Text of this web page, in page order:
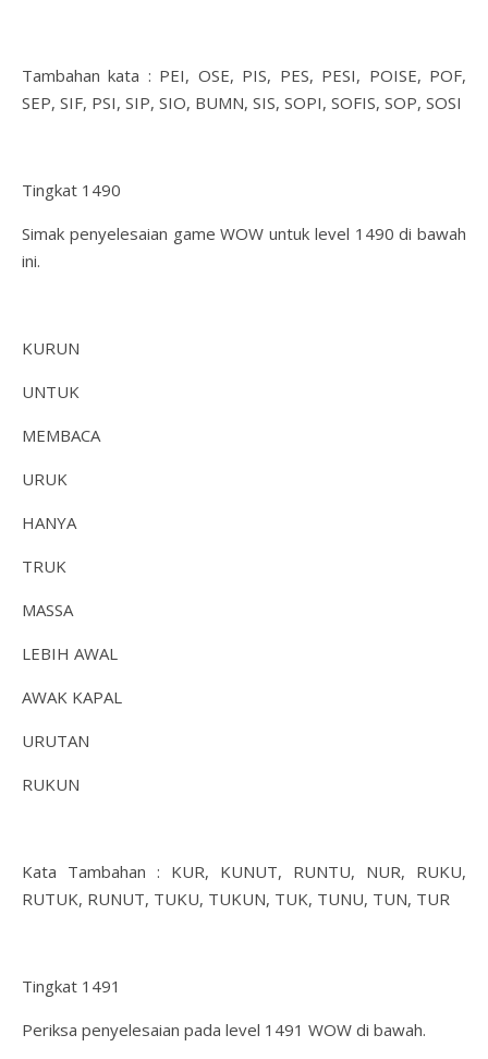
Tambahan kata : PEI, OSE, PIS, PES, PESI, POISE, POF,
SEP, SIF, PSI, SIP, SIO, BUMN, SIS, SOPI, SOFIS, SOP, SOSI
Tingkat 1490
Simak penyelesaian game WOW untuk level 1490 di bawah
ini.
KURUN
UNTUK
MEMBACA
URUK
HANYA
TRUK
MASSA
LEBIH AWAL
AWAK KAPAL
URUTAN
RUKUN
Kata Tambahan : KUR, KUNUT, RUNTU, NUR, RUKU,
RUTUK, RUNUT, TUKU, TUKUN, TUK, TUNU, TUN, TUR
Tingkat 1491
Periksa penyelesaian pada level 1491 WOW di bawah.